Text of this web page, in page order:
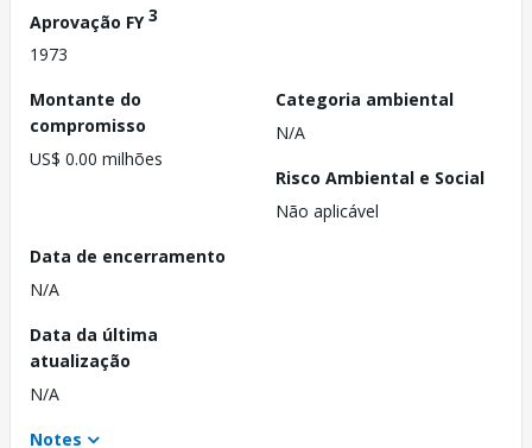
Aprovação FY3
1973
Montante do
compromisso
US$ 0.00 milhões
Categoria ambiental
N/A
Risco Ambiental e Social
Não aplicável
Data de encerramento
N/A
Data da última
atualização
N/A
Notes